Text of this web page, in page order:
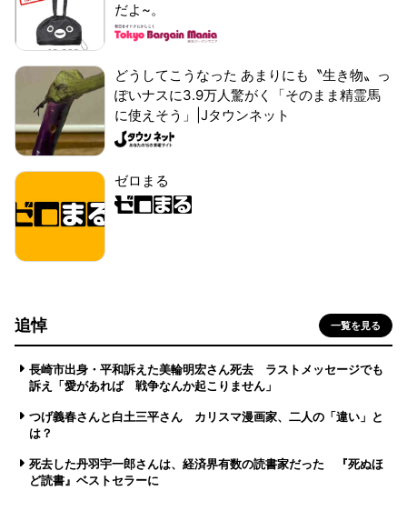
だよ~。
どうしてこうなった あまりにも〝生き物〟っ
ぽいナスに3.9万人驚がく「そのまま精霊馬
に使えそう」|Jタウンネット
ゼロまる
追悼 一覧を見る
長崎市出身・平和訴えた美輪明宏さん死去 ラストメッセージでも
訴え「愛があれば 戦争なんか起こりません」
つげ義春さんと白土三平さん カリスマ漫画家、二人の「違い」と
は？
死去した丹羽宇一郎さんは、経済界有数の読書家だった 『死ぬほ
ど読書』ベストセラーに